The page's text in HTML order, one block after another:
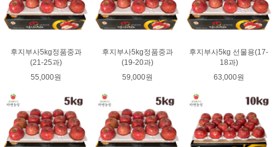
후지부사5kg정품중과
(21-25과)
55,000원
후지부사5kg정품중과
(19-20과)
59,000원
후지부사5kg 선물용(17-
18과)
63,000원